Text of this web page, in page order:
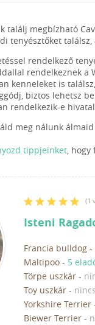
találj megbízható
tenyésztőket
rendelkező
rendelkeznek
kenneleket is
biztos lehetsz
rendelkezik-e
meg nálunk
tippjeinket, hogy
(1
Isteni
Francia bulldog -
Maltipoo - 5
Törpe uszkár -
Toy uszkár -
Yorkshire Terrier
Biewer Terrier -